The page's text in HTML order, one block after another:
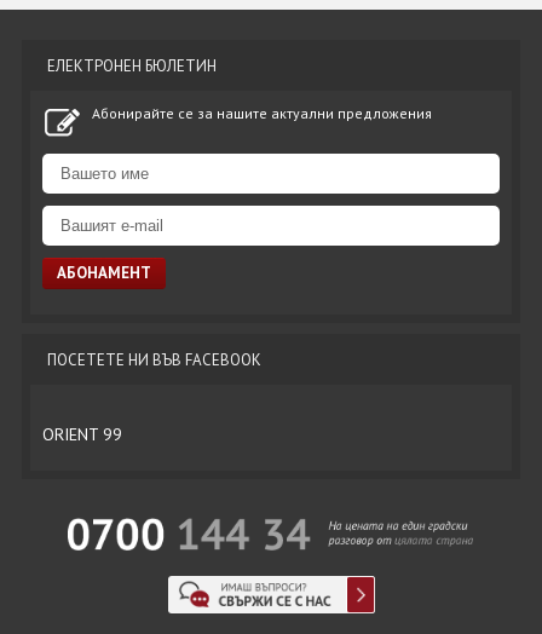
ЕЛЕКТРОНЕН БЮЛЕТИН
Абонирайте се за нашите актуални предложения
ПОСЕТЕТЕ НИ ВЪВ FACEBOOK
ORIENT 99